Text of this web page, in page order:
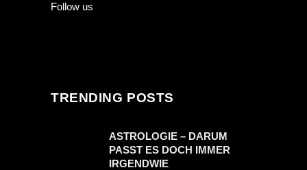
Follow us
TRENDING POSTS
ASTROLOGIE – DARUM
PASST ES DOCH IMMER
IRGENDWIE